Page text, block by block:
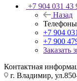
+7 904 031 43
Назад
Телефоны
+7 904
+7 900
Заказать
Контактная
г. Владимир,